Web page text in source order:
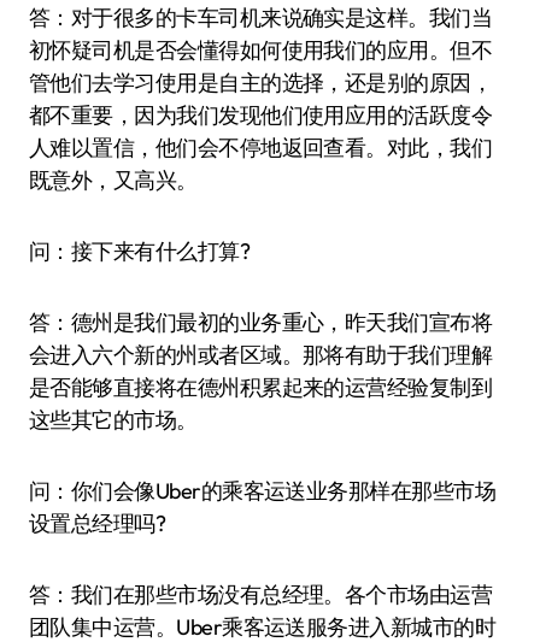
答：对于很多的卡车司机来说确实是这样。我们当
初怀疑司机是否会懂得如何使用我们的应用。但不
管他们去学习使用是自主的选择，还是别的原因，
都不重要，因为我们发现他们使用应用的活跃度令
人难以置信，他们会不停地返回查看。对此，我们
既意外，又高兴。
问：接下来有什么打算?
答：德州是我们最初的业务重心，昨天我们宣布将
会进入六个新的州或者区域。那将有助于我们理解
是否能够直接将在德州积累起来的运营经验复制到
这些其它的市场。
问：你们会像Uber的乘客运送业务那样在那些市场
设置总经理吗?
答：我们在那些市场没有总经理。各个市场由运营
团队集中运营。Uber乘客运送服务进入新城市的时